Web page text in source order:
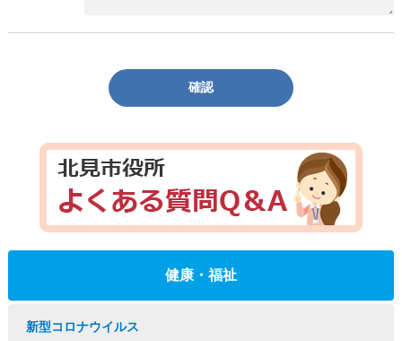
確認
健康・福祉
新型コロナウイルス